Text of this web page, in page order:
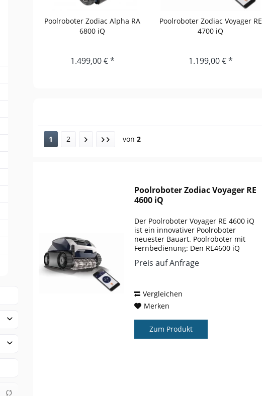
Poolroboter Zodiac Alpha RA
6800 iQ
1.499,00 € *
Poolroboter Zodiac Voyager RE
4700 iQ
1.199,00 € *
1 2 von 2
Poolroboter Zodiac Voyager RE
4600 iQ
Der Poolroboter Voyager RE 4600 iQ
ist ein innovativer Poolroboter
neuester Bauart. Poolroboter mit
Fernbedienung: Den RE4600 iQ
können Sie mit sowohl mit Ihrem
Handy wie auch mit einem Tablet
Preis auf Anfrage
Vergleichen
Merken
Zum Produkt